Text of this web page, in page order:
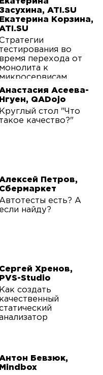
ATI.SU
Екатерина Корзина,
тестирования во
время перехода от
монолита к
микросервисам
Асеева-
Нгуен, QADojo
Круглый стол "Что
такое качество?"
Петров,
Сбермаркет
есть? А
если найду?
Сергей Хренов,
PVS-Studio
Как создать
качественный
Бевзюк,
Mindbox